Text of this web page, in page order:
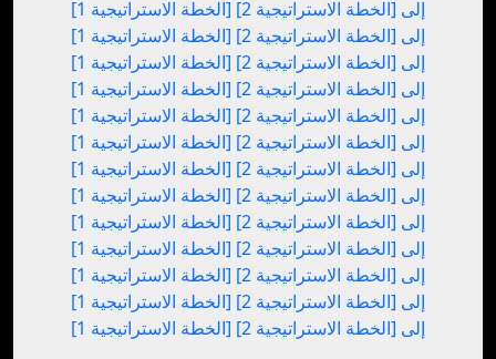
[الخطة الاستراتيجية 1] إلى [الخطة الاستراتيجية 2]
[الخطة الاستراتيجية 1] إلى [الخطة الاستراتيجية 2]
[الخطة الاستراتيجية 1] إلى [الخطة الاستراتيجية 2]
[الخطة الاستراتيجية 1] إلى [الخطة الاستراتيجية 2]
[الخطة الاستراتيجية 1] إلى [الخطة الاستراتيجية 2]
[الخطة الاستراتيجية 1] إلى [الخطة الاستراتيجية 2]
[الخطة الاستراتيجية 1] إلى [الخطة الاستراتيجية 2]
[الخطة الاستراتيجية 1] إلى [الخطة الاستراتيجية 2]
[الخطة الاستراتيجية 1] إلى [الخطة الاستراتيجية 2]
[الخطة الاستراتيجية 1] إلى [الخطة الاستراتيجية 2]
[الخطة الاستراتيجية 1] إلى [الخطة الاستراتيجية 2]
[الخطة الاستراتيجية 1] إلى [الخطة الاستراتيجية 2]
[الخطة الاستراتيجية 1] إلى [الخطة الاستراتيجية 2]